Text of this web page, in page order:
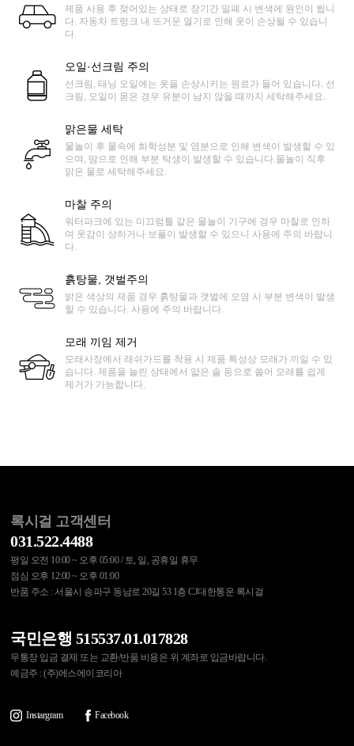
제품 사용 후 젖어있는 상태로 장기간 밀폐 시 변색에 원인이 됩니
다. 자동차 트렁크 내 뜨거운 열기로 인해 옷이 손상될 수 있습니
다.
오일·선크림 주의
선크림, 태닝 오일에는 옷을 손상시키는 원료가 들어 있습니다. 선
크림, 오일이 묻은 경우 유분이 남지 않을 때까지 세탁해주세요.
맑은물 세탁
물놀이 후 물속에 화학성분 및 염분으로 인해 변색이 발생할 수 있
으며, 땀으로 인해 부분 탁생이 발생할 수 있습니다.물놀이 직후
맑은 물로 세탁해주세요.
마찰 주의
워터파크에 있는 미끄럼틀 같은 물놀이 기구에 경우 마찰로 인하
여 옷감이 상하거나 보풀이 발생할 수 있으니 사용에 주의 바랍니
다.
흙탕물, 갯벌주의
밝은 색상의 제품 경우 흙탕물과 갯벌에 오염 시 부분 변색이 발생
할 수 있습니다. 사용에 주의 바랍니다.
모래 끼임 제거
모래사장에서 래쉬가드를 착용 시 제품 특성상 모래가 끼일 수 있
습니다. 제품을 늘린 상태에서 얇은 솔 등으로 쓸어 모래를 쉽게
제거가 가능합니다.
록시걸 고객센터
031.522.4488
평일 오전 10:00 ~ 오후 05:00 / 토, 일, 공휴일 휴무
점심 오후 12:00 ~ 오후 01:00
반품 주소 : 서울시 송파구 동남로 20길 53 1층 CJ대한통운 록시걸
국민은행 515537.01.017828
무통장 입금 결제 또는 교환/반품 비용은 위 계좌로 입금바랍니다.
예금주 : (주)에스에이코리아
Instargram Facebook